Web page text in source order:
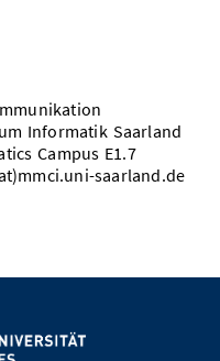
Informatik Saarland
Campus E1.7
saarland.de